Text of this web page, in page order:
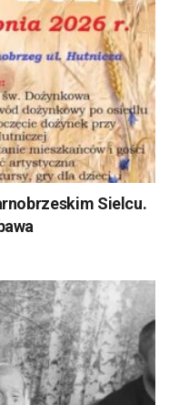
Sielcu.